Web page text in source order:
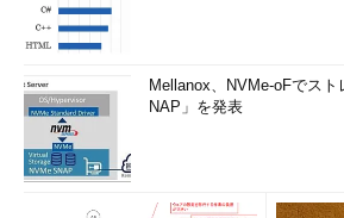
Mellanox、NVMe-oFでス
NAP」を発表